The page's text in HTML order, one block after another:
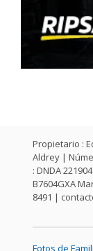
Propietario :
Aldrey |
: DNDA
B7604GXA
8491 |
Fotos de